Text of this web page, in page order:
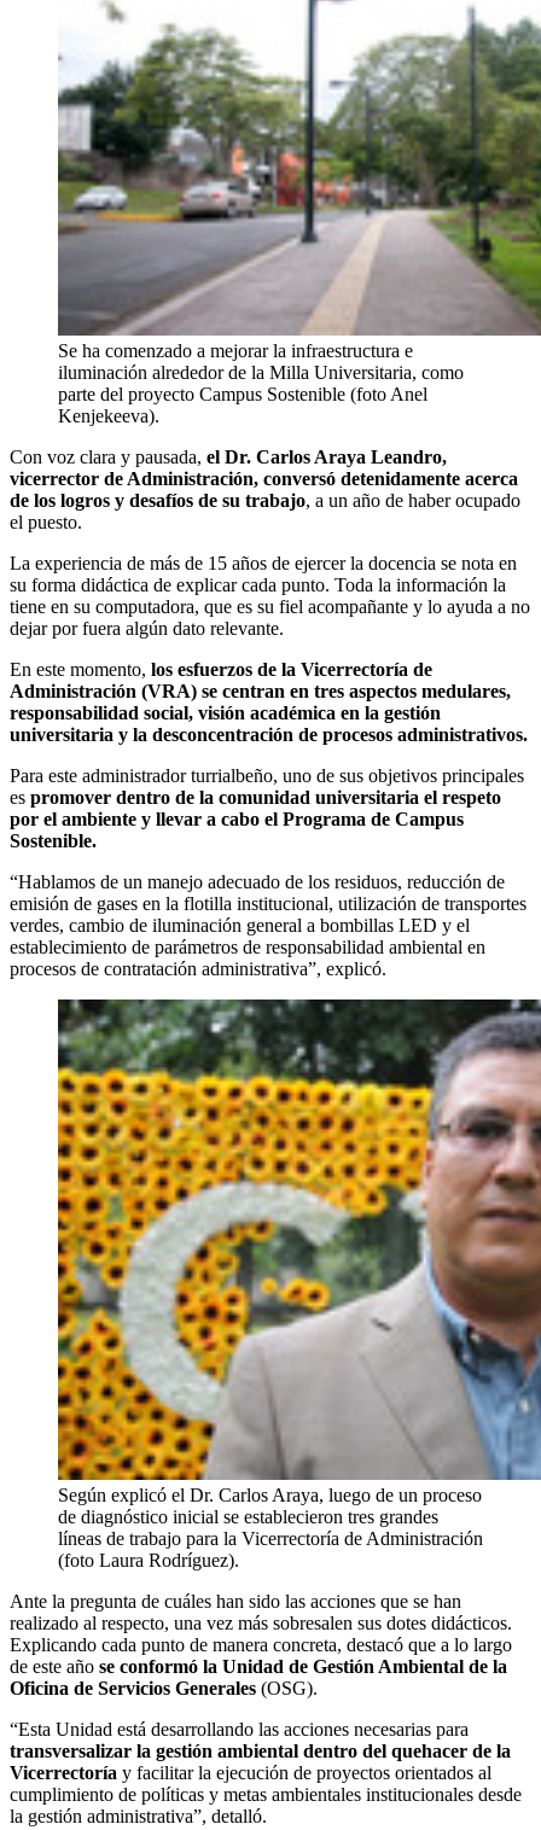
Se ha comenzado a mejorar la infraestructura e
iluminación alrededor de la Milla Universitaria, como
parte del proyecto Campus Sostenible (foto Anel
Kenjekeeva).
Con voz clara y pausada, el Dr. Carlos Araya Leandro,
vicerrector de Administración, conversó detenidamente acerca
de los logros y desafíos de su trabajo, a un año de haber ocupado
el puesto.
La experiencia de más de 15 años de ejercer la docencia se nota en
su forma didáctica de explicar cada punto. Toda la información la
tiene en su computadora, que es su fiel acompañante y lo ayuda a no
dejar por fuera algún dato relevante.
En este momento, los esfuerzos de la Vicerrectoría de
Administración (VRA) se centran en tres aspectos medulares,
responsabilidad social, visión académica en la gestión
universitaria y la desconcentración de procesos administrativos.
Para este administrador turrialbeño, uno de sus objetivos principales
es promover dentro de la comunidad universitaria el respeto
por el ambiente y llevar a cabo el Programa de Campus
Sostenible.
“Hablamos de un manejo adecuado de los residuos, reducción de
emisión de gases en la flotilla institucional, utilización de transportes
verdes, cambio de iluminación general a bombillas LED y el
establecimiento de parámetros de responsabilidad ambiental en
procesos de contratación administrativa”, explicó.
Según explicó el Dr. Carlos Araya, luego de un proceso
de diagnóstico inicial se establecieron tres grandes
líneas de trabajo para la Vicerrectoría de Administración
(foto Laura Rodríguez).
Ante la pregunta de cuáles han sido las acciones que se han
realizado al respecto, una vez más sobresalen sus dotes didácticos.
Explicando cada punto de manera concreta, destacó que a lo largo
de este año se conformó la Unidad de Gestión Ambiental de la
Oficina de Servicios Generales (OSG).
“Esta Unidad está desarrollando las acciones necesarias para
transversalizar la gestión ambiental dentro del quehacer de la
Vicerrectoría y facilitar la ejecución de proyectos orientados al
cumplimiento de políticas y metas ambientales institucionales desde
la gestión administrativa”, detalló.